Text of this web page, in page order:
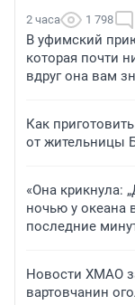
2 часа 1 798
В уфимский
которая почти
вдруг она вам
Как
от жительницы
«Она крикнула:
ночью у океана
последние
Новости ХМАО
вартовчанин